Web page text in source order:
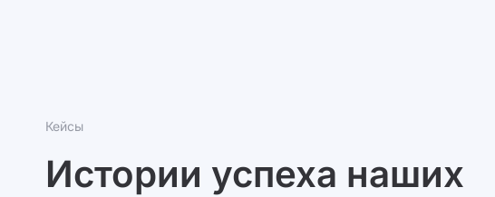
Кейсы
Истории успеха наших